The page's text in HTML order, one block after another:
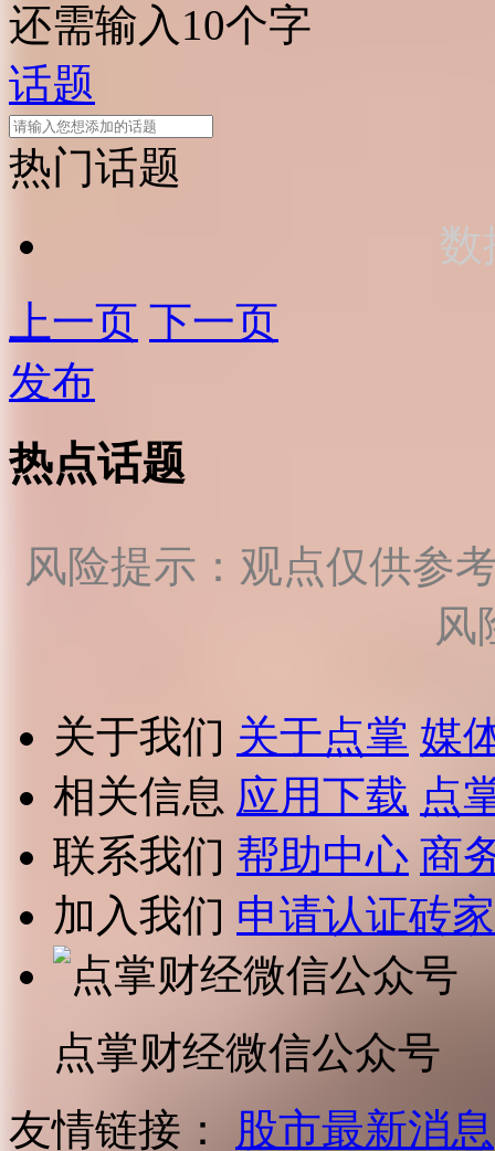
还需输入10个字
话题
热门话题
数
上一页 下一页
发布
热点话题
风险提示：观点仅供参
风
关于我们 关于点掌 媒
相关信息 应用下载 点
联系我们 帮助中心 商
加入我们 申请认证砖家
点掌财经微信公众号
友情链接：
股市最新消息